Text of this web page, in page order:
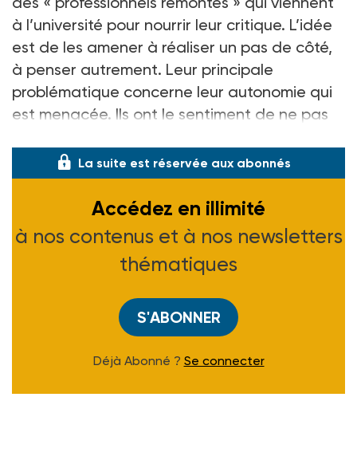
à l’université pour nourrir leur critique. L’idée
est de les amener à réaliser un pas de côté,
à penser autrement. Leur principale
problématique concerne leur autonomie qui
est menacée. Ils ont le sentiment de ne pas
La suite est réservée aux abonnés
Accédez en illimité
à nos contenus et à nos newsletters
thématiques
S'ABONNER
Déjà Abonné ? Se connecter